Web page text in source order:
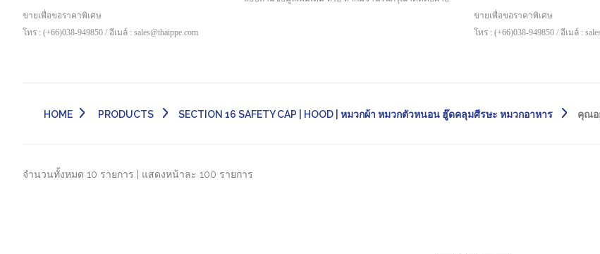
ขายเพื่อขอราคาพิเศษ
โทร : (+66)038-949850 / อีเมล์ : sales@thaippe.com
ขายเพื่อขอราคาพิเศษ
โทร : (+66)038-949850 / อีเมล์ :
HOME PRODUCTS SECTION 16 SAFETY CAP | HOOD | หมวกผ้า หมวกตัวหนอน ฮู๊ดคลุมศีรษะ หมวกอาหาร คุณอ
จำนวนทั้งหมด 10 รายการ | แสดงหน้าละ 100 รายการ